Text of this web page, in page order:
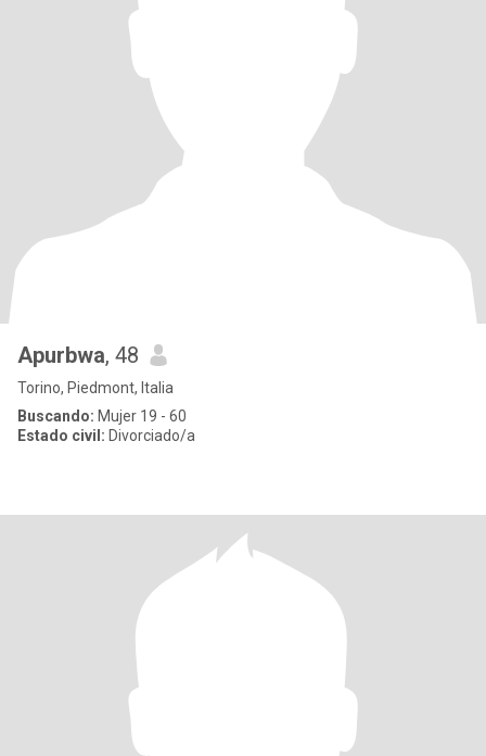
Apurbwa, 48
Torino, Piedmont, Italia
Buscando: Mujer 19 - 60
Estado civil: Divorciado/a